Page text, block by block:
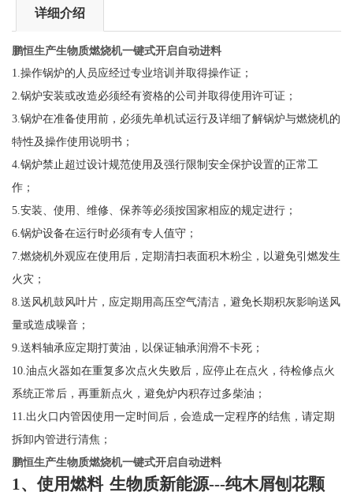
详细介绍
鹏恒生产生物质燃烧机一键式开启自动进料
1.操作锅炉的人员应经过专业培训并取得操作证；
2.锅炉安装或改造必须经有资格的公司并取得使用许可证；
3.锅炉在准备使用前，必须先单机试运行及详细了解锅炉与燃烧机的
特性及操作使用说明书；
4.锅炉禁止超过设计规范使用及强行限制安全保护设置的正常工
作；
5.安装、使用、维修、保养等必须按国家相应的规定进行；
6.锅炉设备在运行时必须有专人值守；
7.燃烧机外观应在使用后，定期清扫表面积木粉尘，以避免引燃发生
火灾；
8.送风机鼓风叶片，应定期用高压空气清洁，避免长期积灰影响送风
量或造成噪音；
9.送料轴承应定期打黄油，以保证轴承润滑不卡死；
10.油点火器如在重复多次点火失败后，应停止在点火，待检修点火
系统正常后，再重新点火，避免炉内积存过多柴油；
11.出火口内管因使用一定时间后，会造成一定程序的结焦，请定期
拆卸内管进行清焦；
鹏恒生产生物质燃烧机一键式开启自动进料
1、使用燃料 生物质新能源---纯木屑刨花颗